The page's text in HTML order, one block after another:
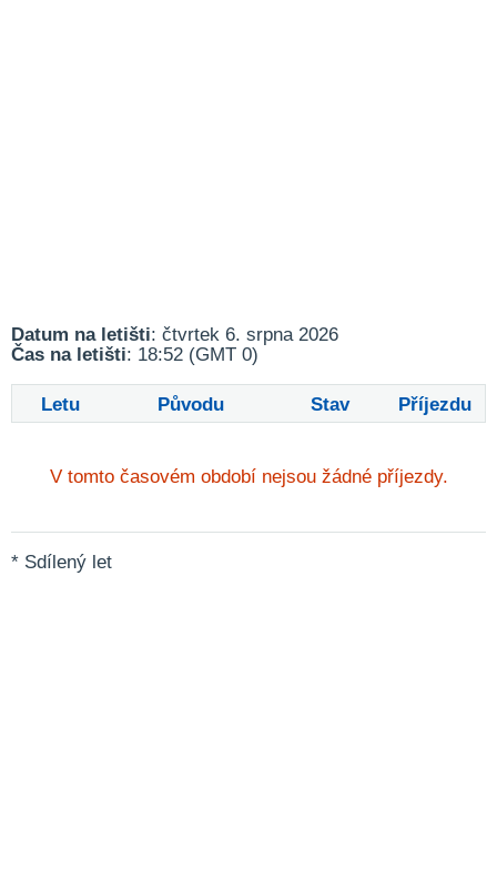
Datum na letišti: čtvrtek 6. srpna 2026
Čas na letišti: 18:52 (GMT 0)
Letu Původu Stav Příjezdu
V tomto časovém období nejsou žádné příjezdy.
* Sdílený let